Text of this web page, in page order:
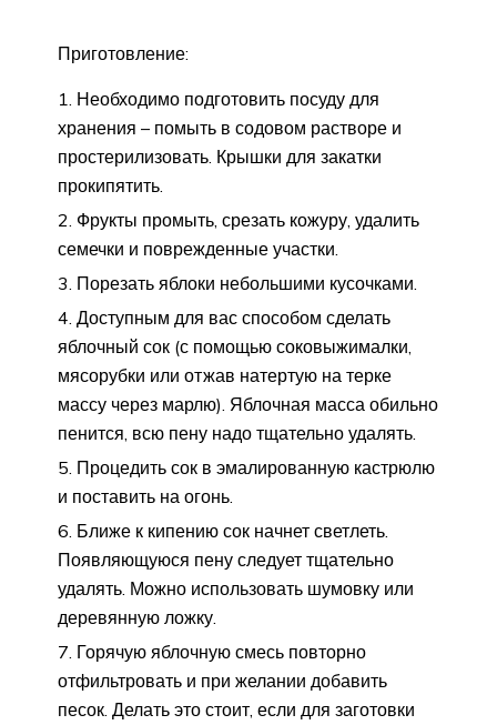
Приготовление:
Необходимо подготовить посуду для
хранения – помыть в содовом растворе и
простерилизовать. Крышки для закатки
прокипятить.
Фрукты промыть, срезать кожуру, удалить
семечки и поврежденные участки.
Порезать яблоки небольшими кусочками.
Доступным для вас способом сделать
яблочный сок (с помощью соковыжималки,
мясорубки или отжав натертую на терке
массу через марлю). Яблочная масса обильно
пенится, всю пену надо тщательно удалять.
Процедить сок в эмалированную кастрюлю
и поставить на огонь.
Ближе к кипению сок начнет светлеть.
Появляющуюся пену следует тщательно
удалять. Можно использовать шумовку или
деревянную ложку.
Горячую яблочную смесь повторно
отфильтровать и при желании добавить
песок. Делать это стоит, если для заготовки